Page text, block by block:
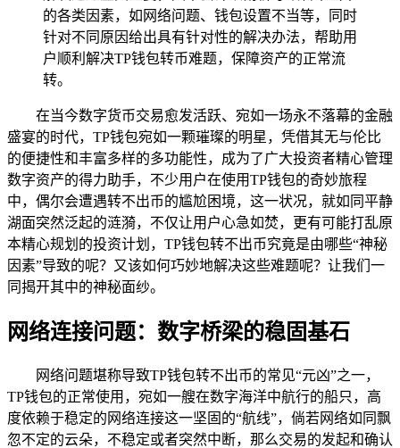
的各类因素，如网络问题、钱包设置不当等，同时
针对不同原因给出具有针对性的解决办法，帮助用
户顺利解决TP钱包转币难题，保障资产的正常流
转。
在当今数字货币交易愈发活跃、宛如一场永不落幕的金融
盛宴的时代，TP钱包宛如一颗璀璨的明星，凭借其无与伦比
的便捷性和丰富多样的多功能性，成为了广大投资者精心管理
数字资产的得力助手，不少用户在使用TP钱包的奇妙旅程
中，偶尔会遭遇转不出币的尴尬困境，这一状况，就如同平静
湖面突然泛起的涟漪，不仅让用户心急如焚，更有可能打乱原
本精心规划的投资计划，TP钱包转不出币究竟是由哪些“神秘
因素”导致的呢？又该如何巧妙地解决这些难题呢？让我们一
同揭开其中的神秘面纱。
网络连接问题：数字桥梁的稳固基石
网络问题堪称导致TP钱包转不出币的常见“元凶”之一，
TP钱包的正常使用，宛如一艘在数字海洋中航行的船只，高
度依赖于稳定的网络连接这一坚固的“航线”，倘若网络如同飘
忽不定的云朵，不稳定或者突然中断，那么交易的发起和确认